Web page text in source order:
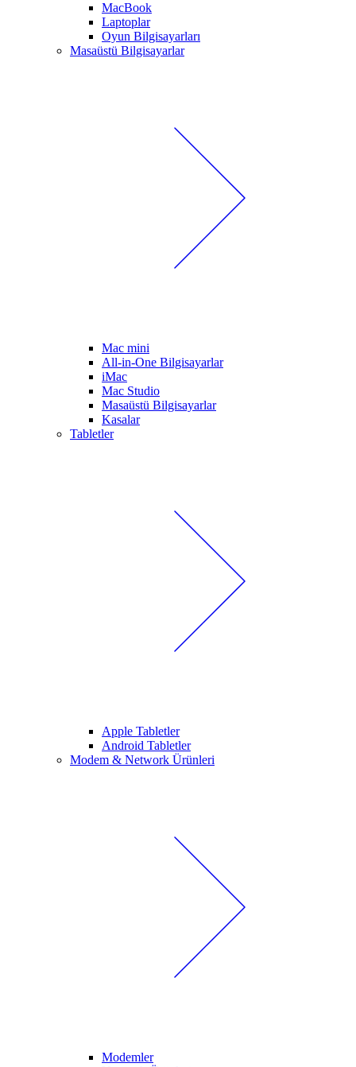
MacBook
Laptoplar
Oyun Bilgisayarları
Masaüstü Bilgisayarlar
Mac mini
All-in-One Bilgisayarlar
iMac
Mac Studio
Masaüstü Bilgisayarlar
Kasalar
Tabletler
Apple Tabletler
Android Tabletler
Modem & Network Ürünleri
Modemler